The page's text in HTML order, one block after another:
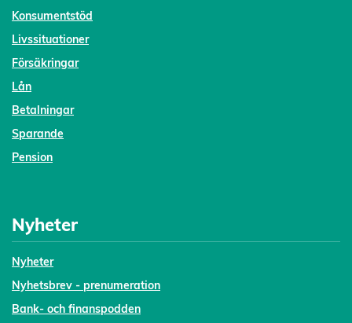
Konsumentstöd
Livssituationer
Försäkringar
Lån
Betalningar
Sparande
Pension
Nyheter
Nyheter
Nyhetsbrev - prenumeration
Bank- och finanspodden